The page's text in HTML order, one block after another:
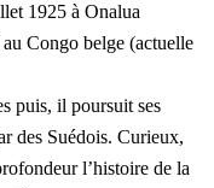
1925 à Onalua
Congo belge (actuelle
puis, il poursuit ses
des Suédois. Curieux,
l’histoire de la